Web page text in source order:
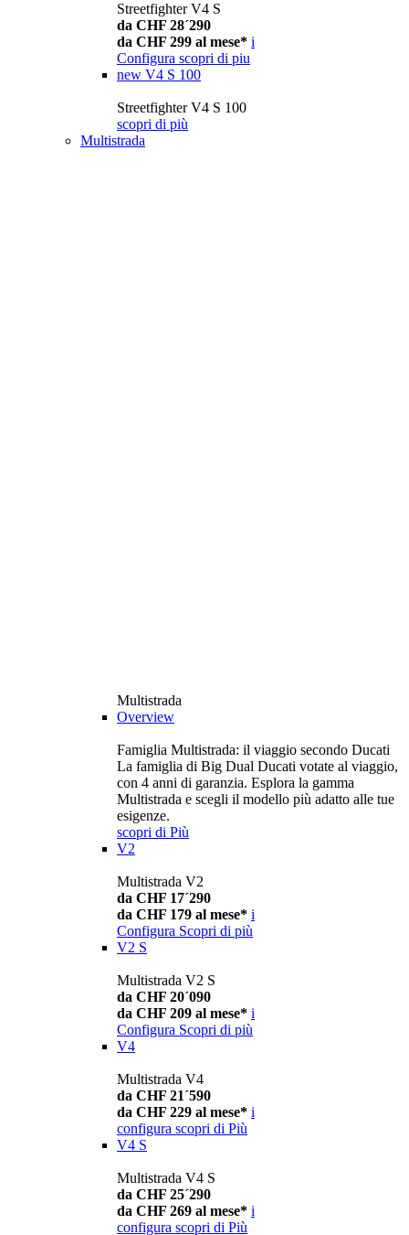
Streetfighter V4 S
da CHF 28´290
da CHF 299 al mese* i
Configura scopri di piu
new V4 S 100
Streetfighter V4 S 100
scopri di più
Multistrada
Multistrada
Overview
Famiglia Multistrada: il viaggio secondo Ducati
La famiglia di Big Dual Ducati votate al viaggio,
con 4 anni di garanzia. Esplora la gamma
Multistrada e scegli il modello più adatto alle tue
esigenze.
scopri di Più
V2
Multistrada V2
da CHF 17´290
da CHF 179 al mese* i
Configura Scopri di più
V2 S
Multistrada V2 S
da CHF 20´090
da CHF 209 al mese* i
Configura Scopri di più
V4
Multistrada V4
da CHF 21´590
da CHF 229 al mese* i
configura scopri di Più
V4 S
Multistrada V4 S
da CHF 25´290
da CHF 269 al mese* i
configura scopri di Più